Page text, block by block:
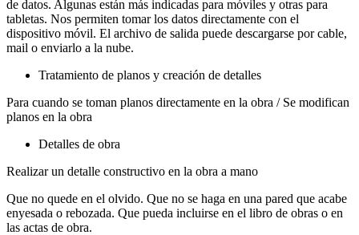
de datos. Algunas están más indicadas para móviles y otras para
tabletas. Nos permiten tomar los datos directamente con el
dispositivo móvil. El archivo de salida puede descargarse por cable,
mail o enviarlo a la nube.
Tratamiento de planos y creación de detalles
Para cuando se toman planos directamente en la obra / Se modifican
planos en la obra
Detalles de obra
Realizar un detalle constructivo en la obra a mano
Que no quede en el olvido. Que no se haga en una pared que acabe
enyesada o rebozada. Que pueda incluirse en el libro de obras o en
las actas de obra.